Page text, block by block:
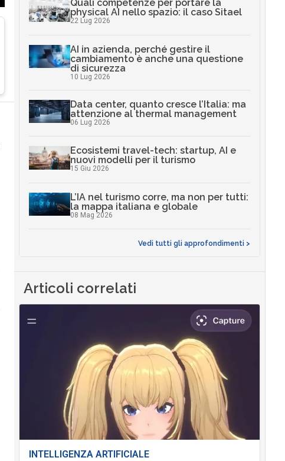
Quali competenze per portare la
physical AI nello spazio: il caso Sitael
22 Lug 2026
AI in azienda, perché gestire il
cambiamento è anche una questione
di sicurezza
10 Lug 2026
Data center, quanto cresce l’Italia: ma
attenzione al thermal management
06 Lug 2026
Ecosistemi travel-tech: startup, AI e
nuovi modelli per il turismo
15 Giu 2026
L’IA nel turismo corre, ma non per tutti:
la mappa italiana e globale
08 Mag 2026
Vedi tutti gli approfondimenti >
Articoli correlati
INTELLIGENZA ARTIFICIALE